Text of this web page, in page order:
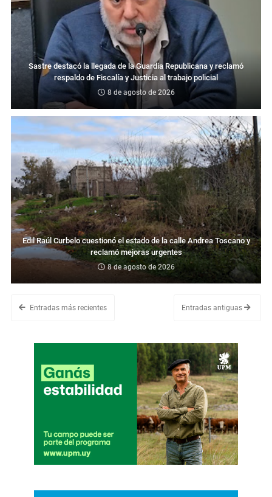
Sastre destacó la llegada de la Guardia Republicana y reclamó
respaldo de Fiscalía y Justicia al trabajo policial
8 de agosto de 2026
Edil Raúl Curbelo cuestionó el estado de la calle Andrea Toscano y
reclamó mejoras urgentes
8 de agosto de 2026
Entradas más recientes Entradas antiguas